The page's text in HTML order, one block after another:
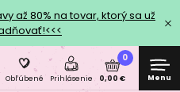
až 80% na tovar, ktorý sa už
Obľúbené Prihlásenie
0
0,00 € Menu